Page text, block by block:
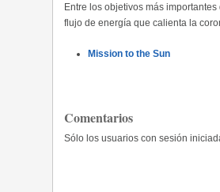
Entre los objetivos más
flujo de energía que calienta la
Mission to the Sun
Comentarios
Sólo los usuarios con sesión